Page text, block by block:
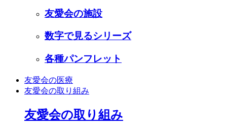
友愛会の施設
数字で見るシリーズ
各種パンフレット
友愛会の医療
友愛会の取り組み
友愛会の取り組み